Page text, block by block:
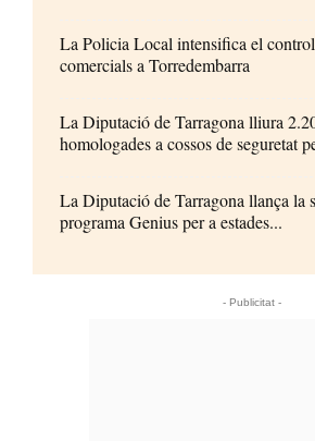
La Policia Local intensifica el
comercials a Torredembarra
La Diputació de Tarragona lliura
homologades a cossos de seguretat
La Diputació de Tarragona llança la
programa Genius per a estades...
- Publicitat -